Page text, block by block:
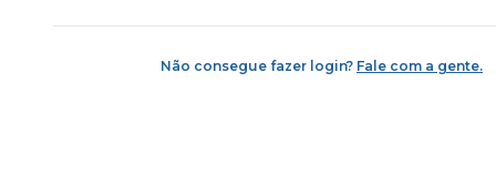
Não consegue fazer login? Fale com a gente.